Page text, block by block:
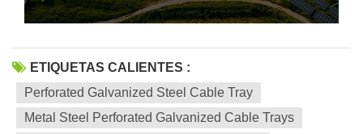
ETIQUETAS CALIENTES :
Perforated Galvanized Steel Cable Tray
Metal Steel Perforated Galvanized Cable Trays